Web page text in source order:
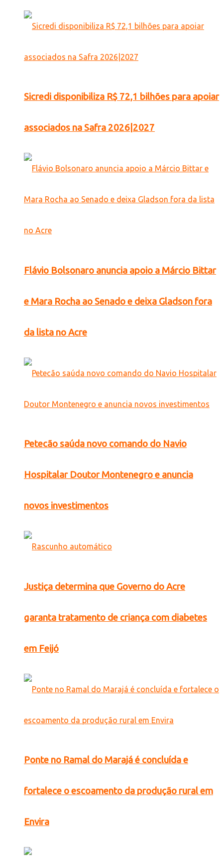
Sicredi disponibiliza R$ 72,1 bilhões para apoiar
associados na Safra 2026|2027
Flávio Bolsonaro anuncia apoio a Márcio Bittar
e Mara Rocha ao Senado e deixa Gladson fora
da lista no Acre
Petecão saúda novo comando do Navio
Hospitalar Doutor Montenegro e anuncia
novos investimentos
Justiça determina que Governo do Acre
garanta tratamento de criança com diabetes
em Feijó
Ponte no Ramal do Marajá é concluída e
fortalece o escoamento da produção rural em
Envira